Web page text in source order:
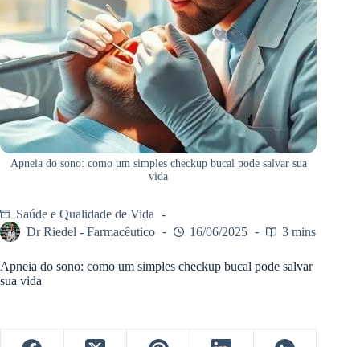
Apneia do sono: como um simples checkup bucal pode salvar sua
vida
Saúde e Qualidade de Vida
Dr Riedel - Farmacêutico
16/06/2025 3 mins
Apneia do sono: como um simples checkup bucal pode salvar
sua vida